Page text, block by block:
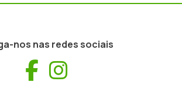
nos nas redes sociais
Facebook